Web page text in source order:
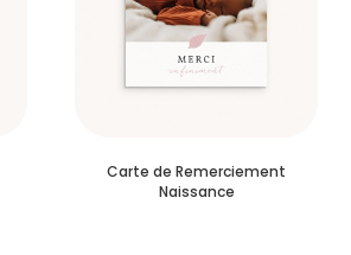
Carte de Remerciement
Naissance